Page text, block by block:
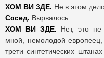
ХОМ ВИ ЗДЕ. Не в этом
Сосед. Вырвалось.
ХОМ ВИ ЗДЕ. Нет, это
мной, немолодой
трети синтетических